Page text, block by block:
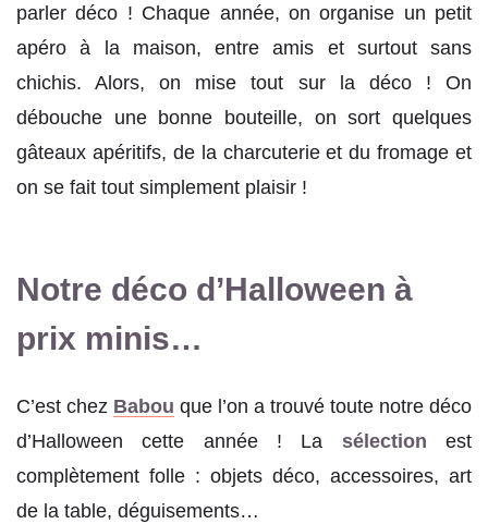
parler déco ! Chaque année, on organise un petit
apéro à la maison, entre amis et surtout sans
chichis. Alors, on mise tout sur la déco ! On
débouche une bonne bouteille, on sort quelques
gâteaux apéritifs, de la charcuterie et du fromage et
on se fait tout simplement plaisir !
Notre déco d’Halloween à
prix minis…
C’est chez Babou que l’on a trouvé toute notre déco
d’Halloween cette année ! La sélection est
complètement folle : objets déco, accessoires, art
de la table, déguisements…